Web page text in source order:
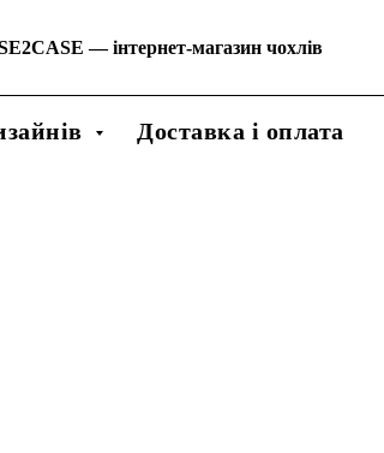
—інтернет-магазин чохлів
Доставка і оплата